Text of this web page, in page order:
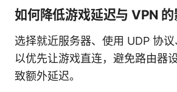
如何降低游戏延迟与 VPN 的
选择就近服务器、使用 UDP 协
以优先让游戏直连，避免路由器
致额外延迟。